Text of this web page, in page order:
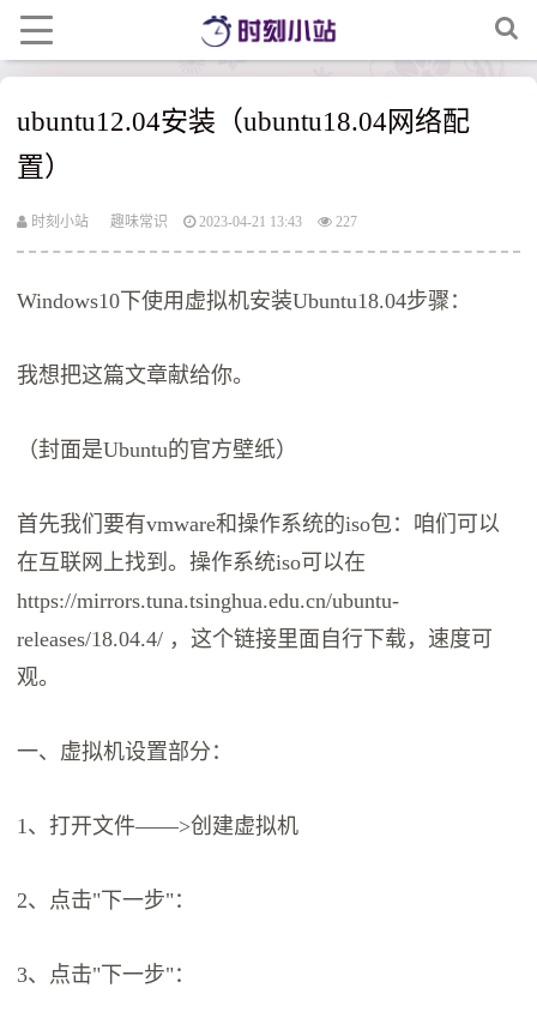
ubuntu12.04安装（ubuntu18.04网络配
置）
时刻小站 趣味常识 2023-04-21 13:43 227
Windows10下使用虚拟机安装Ubuntu18.04步骤：
我想把这篇文章献给你。
（封面是Ubuntu的官方壁纸）
首先我们要有vmware和操作系统的iso包：咱们可以
在互联网上找到。操作系统iso可以在
https://mirrors.tuna.tsinghua.edu.cn/ubuntu-
releases/18.04.4/ ，这个链接里面自行下载，速度可
观。
一、虚拟机设置部分：
1、打开文件——>创建虚拟机
2、点击"下一步"：
3、点击"下一步"：